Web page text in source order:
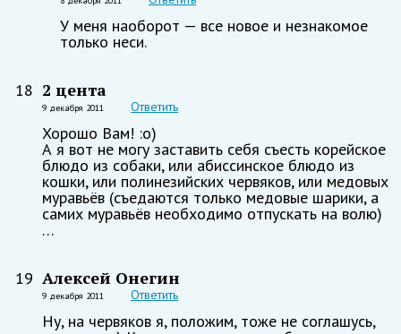
У меня наоборот — все новое и незнакомое
только неси.
18 2 цента
9 декабря 2011 Ответить
Хорошо Вам! :о)
А я вот не могу заставить себя съесть корейское
блюдо из собаки, или абиссинское блюдо из
кошки, или полинезийских червяков, или медовых
муравьёв (съедаются только медовые шарики, а
самих муравьёв необходимо отпускать на волю)
…
19 Алексей Онегин
9 декабря 2011 Ответить
Ну, на червяков я, положим, тоже не соглашусь,